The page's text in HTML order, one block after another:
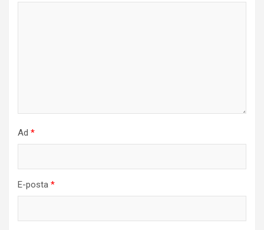
Ad *
E-posta *